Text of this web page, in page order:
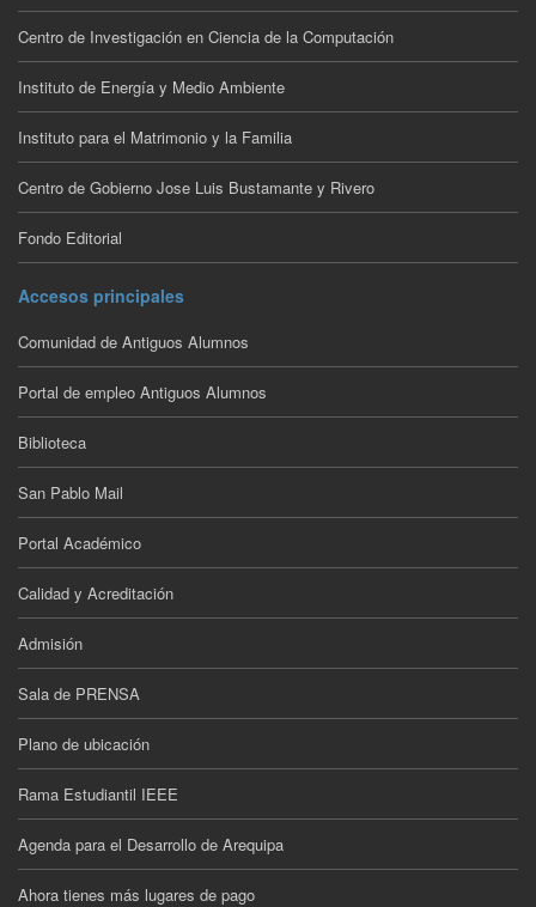
Centro de Investigación en Ciencia de la Computación
Instituto de Energía y Medio Ambiente
Instituto para el Matrimonio y la Familia
Centro de Gobierno Jose Luis Bustamante y Rivero
Fondo Editorial
Accesos principales
Comunidad de Antiguos Alumnos
Portal de empleo Antiguos Alumnos
Biblioteca
San Pablo Mail
Portal Académico
Calidad y Acreditación
Admisión
Sala de PRENSA
Plano de ubicación
Rama Estudiantil IEEE
Agenda para el Desarrollo de Arequipa
Ahora tienes más lugares de pago